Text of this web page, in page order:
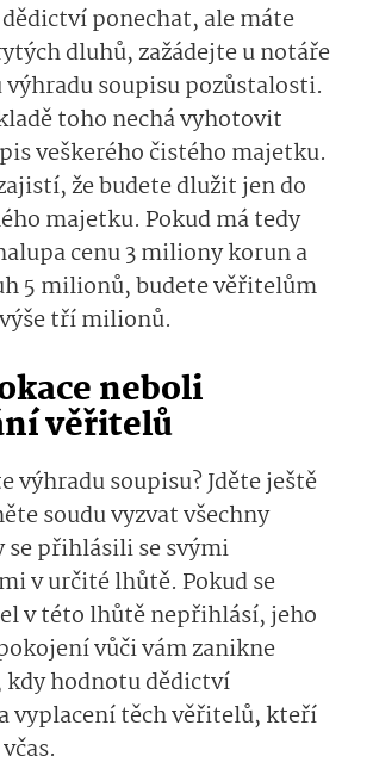
ponechat, ale máte
dluhů, zažádejte u notáře
výhradu soupisu pozůstalosti.
toho nechá vyhotovit
veškerého čistého majetku.
že budete dlužit jen do
majetku. Pokud má tedy
cenu 3 miliony korun a
5 milionů, budete věřitelům
tří milionů.
neboli
věřitelů
výhradu soupisu? Jděte ještě
soudu vyzvat všechny
se přihlásili se svými
v určité lhůtě. Pokud se
v této lhůtě nepřihlásí, jeho
vůči vám zanikne
hodnotu dědictví
vyplacení těch věřitelů, kteří